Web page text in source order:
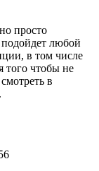
просто
любой
в том числе
того чтобы не
в